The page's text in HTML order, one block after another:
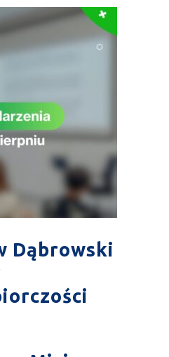
Dąbrowski